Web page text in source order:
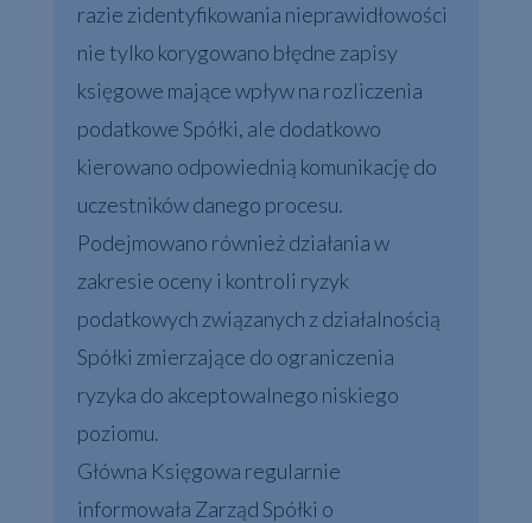
razie zidentyfikowania nieprawidłowości
nie tylko korygowano błędne zapisy
księgowe mające wpływ na rozliczenia
podatkowe Spółki, ale dodatkowo
kierowano odpowiednią komunikację do
uczestników danego procesu.
Podejmowano również działania w
zakresie oceny i kontroli ryzyk
podatkowych związanych z działalnością
Spółki zmierzające do ograniczenia
ryzyka do akceptowalnego niskiego
poziomu.
Główna Księgowa regularnie
informowała Zarząd Spółki o